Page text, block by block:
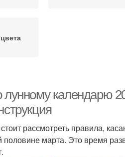
лунному календарю
рассмотреть правила,
марта. Это время